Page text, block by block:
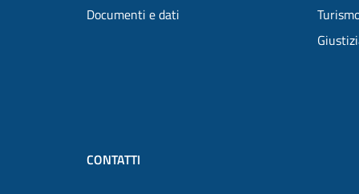
Documenti e dati
CONTATTI